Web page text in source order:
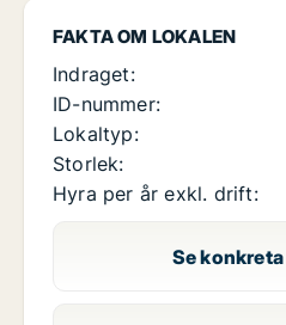
FAKTA OM LOKALEN
Indraget:
ID-nummer:
Lokaltyp:
Storlek:
Hyra per år exkl. drift:
Se